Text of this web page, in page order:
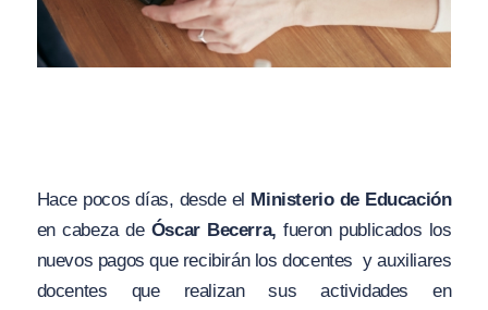
Hace pocos días, desde el Ministerio de Educación
en cabeza de Óscar Becerra, fueron publicados los
nuevos pagos que recibirán los docentes y auxiliares
docentes que realizan sus actividades en